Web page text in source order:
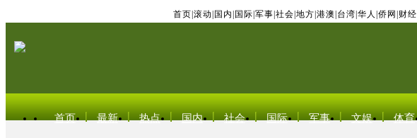
首页 滚动 国内 国际 军事 社会 地方 港澳 台湾 华人 侨网 财经
首页 最新 热点 国内 社会 国际 军事 文娱 体育